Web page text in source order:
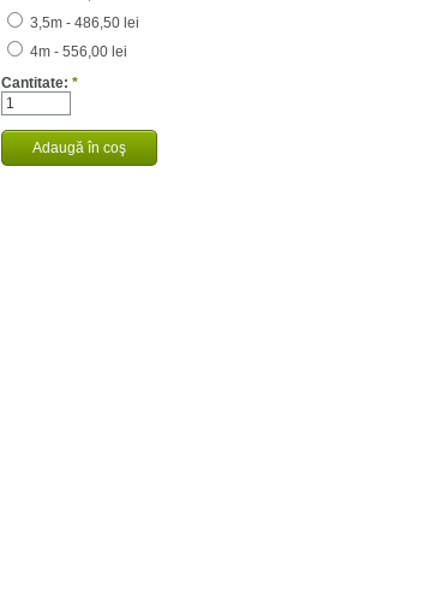
3,5m - 486,50 lei
4m - 556,00 lei
Cantitate: *